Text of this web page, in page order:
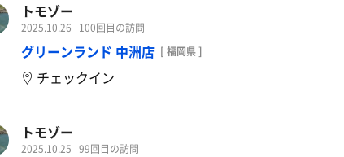
トモゾー
2025.10.26 100回目の訪問
グリーンランド 中洲店 [ 福岡県 ]
チェックイン
トモゾー
2025.10.25 99回目の訪問